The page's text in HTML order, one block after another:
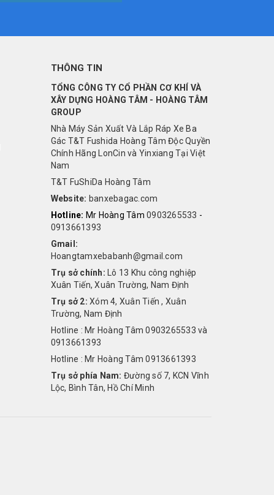
THÔNG TIN
TỔNG CÔNG TY CỔ PHẦN CƠ KHÍ VÀ
XÂY DỰNG HOÀNG TÂM - HOÀNG TÂM
GROUP
Nhà Máy Sản Xuất Và Lắp Ráp Xe Ba
Gác T&T Fushida Hoàng Tâm Độc Quyền
Chính Hãng LonCin và Yinxiang Tại Việt
Nam
T&T FuShiDa Hoàng Tâm
Website: banxebagac.com
Hotline: Mr Hoàng Tâm 0903265533 -
0913661393
Gmail:
Hoangtamxebabanh@gmail.com
Trụ sở chính: Lô 13 Khu công nghiệp
Xuân Tiến, Xuân Trường, Nam Định
Trụ sở 2: Xóm 4, Xuân Tiến , Xuân
Trường, Nam Định
Hotline : Mr Hoàng Tâm 0903265533 và
0913661393
Hotline : Mr Hoàng Tâm 0913661393
Trụ sở phía Nam: Đường số 7, KCN Vĩnh
Lộc, Bình Tân, Hồ Chí Minh